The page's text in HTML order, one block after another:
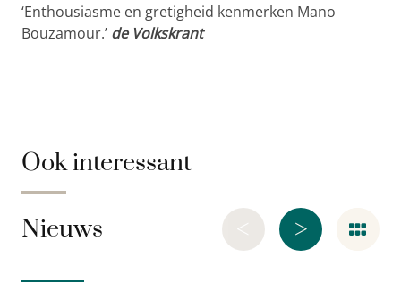
‘Enthousiasme en gretigheid kenmerken Mano
Bouzamour.’ de Volkskrant
Ook interessant
Nieuws >
<